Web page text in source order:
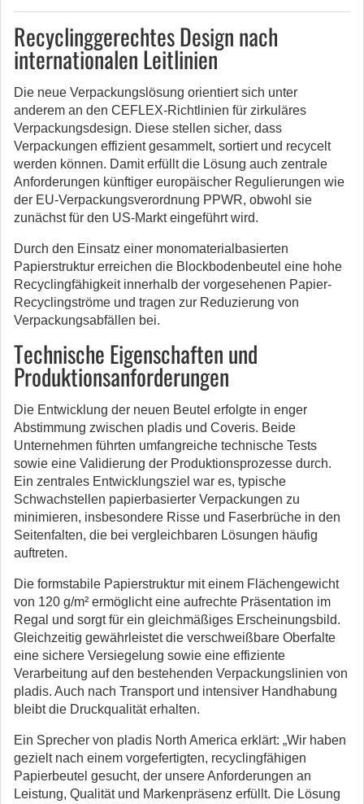
Recyclinggerechtes Design nach
internationalen Leitlinien
Die neue Verpackungslösung orientiert sich unter
anderem an den CEFLEX-Richtlinien für zirkuläres
Verpackungsdesign. Diese stellen sicher, dass
Verpackungen effizient gesammelt, sortiert und recycelt
werden können. Damit erfüllt die Lösung auch zentrale
Anforderungen künftiger europäischer Regulierungen wie
der EU-Verpackungsverordnung PPWR, obwohl sie
zunächst für den US-Markt eingeführt wird.
Durch den Einsatz einer monomaterialbasierten
Papierstruktur erreichen die Blockbodenbeutel eine hohe
Recyclingfähigkeit innerhalb der vorgesehenen Papier-
Recyclingströme und tragen zur Reduzierung von
Verpackungsabfällen bei.
Technische Eigenschaften und
Produktionsanforderungen
Die Entwicklung der neuen Beutel erfolgte in enger
Abstimmung zwischen pladis und Coveris. Beide
Unternehmen führten umfangreiche technische Tests
sowie eine Validierung der Produktionsprozesse durch.
Ein zentrales Entwicklungsziel war es, typische
Schwachstellen papierbasierter Verpackungen zu
minimieren, insbesondere Risse und Faserbrüche in den
Seitenfalten, die bei vergleichbaren Lösungen häufig
auftreten.
Die formstabile Papierstruktur mit einem Flächengewicht
von 120 g/m² ermöglicht eine aufrechte Präsentation im
Regal und sorgt für ein gleichmäßiges Erscheinungsbild.
Gleichzeitig gewährleistet die verschweißbare Oberfalte
eine sichere Versiegelung sowie eine effiziente
Verarbeitung auf den bestehenden Verpackungslinien von
pladis. Auch nach Transport und intensiver Handhabung
bleibt die Druckqualität erhalten.
Ein Sprecher von pladis North America erklärt: „Wir haben
gezielt nach einem vorgefertigten, recyclingfähigen
Papierbeutel gesucht, der unsere Anforderungen an
Leistung, Qualität und Markenpräsenz erfüllt. Die Lösung